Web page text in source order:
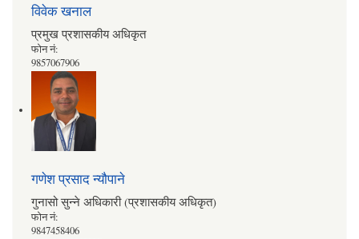
विवेक खनाल
प्रमुख प्रशासकीय अधिकृत
फोन नं:
9857067906
गणेश प्रसाद न्यौपाने
गुनासो सुन्ने अधिकारी (प्रशासकीय अधिकृत)
फोन नं:
9847458406